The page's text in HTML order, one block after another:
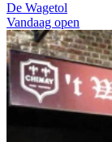
De Wagetol
Vandaag open